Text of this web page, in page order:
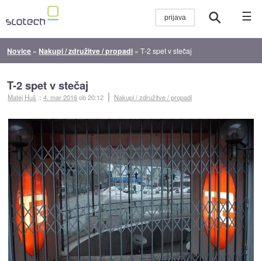
☰
Novice » Nakupi / združitve / propadi »T-2 spet v stečaj
T-2 spet v stečaj
Matej Huš ::4. mar 2016ob 20:12 Nakupi / združitve / propadi